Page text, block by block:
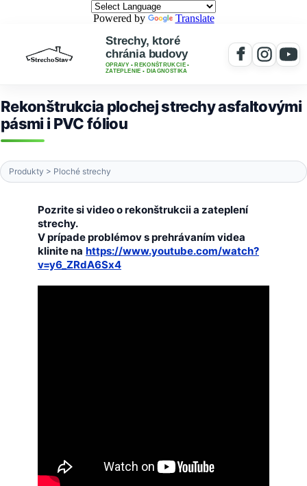
Powered by Translate
Strechy, ktoré
chránia budovy
OPRAVY • REKONŠTRUKCIE •
ZATEPLENIE • DIAGNOSTIKA
Rekonštrukcia plochej strechy asfaltovými
pásmi i PVC fóliou
Produkty > Ploché strechy
Pozrite si video o rekonštrukcii a zateplení
strechy.
V prípade problémov s prehrávaním videa
klinite na https://www.youtube.com/watch?
v=y6_ZRdA6Sx4